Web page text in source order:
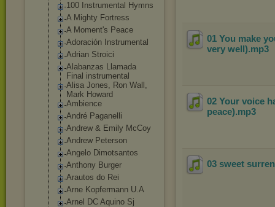
100 Instrumental Hymns
A Mighty Fortress
A Moment's Peace
Adoración Instrumental
Adrian Stroici
Alabanzas Llamada
Final instrumental
Alisa Jones, Ron Wall,
Mark Howard
Ambience
André Paganelli
Andrew & Emily McCoy
Andrew Peterson
Angelo Dimotsantos
Anthony Burger
Arautos do Rei
Arne Kopfermann U.A
Arnel DC Aquino Sj
01 You make
very well).mp3
02 Your voice
peace).mp3
03 sweet